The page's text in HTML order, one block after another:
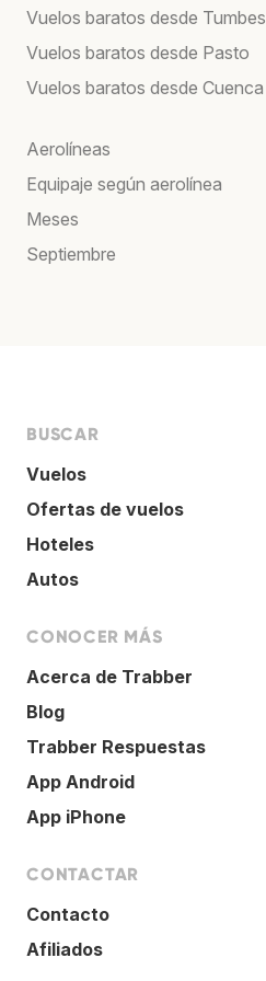
Vuelos baratos desde Tumbes
Vuelos baratos desde Pasto
Vuelos baratos desde Cuenca
Aerolíneas
Equipaje según aerolínea
Meses
Septiembre
BUSCAR
Vuelos
Ofertas de vuelos
Hoteles
Autos
CONOCER MÁS
Acerca de Trabber
Blog
Trabber Respuestas
App Android
App iPhone
CONTACTAR
Contacto
Afiliados